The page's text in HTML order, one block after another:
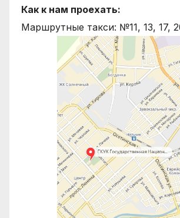
Как к нам проехать:
Маршрутные такси: №11, 13, 17,